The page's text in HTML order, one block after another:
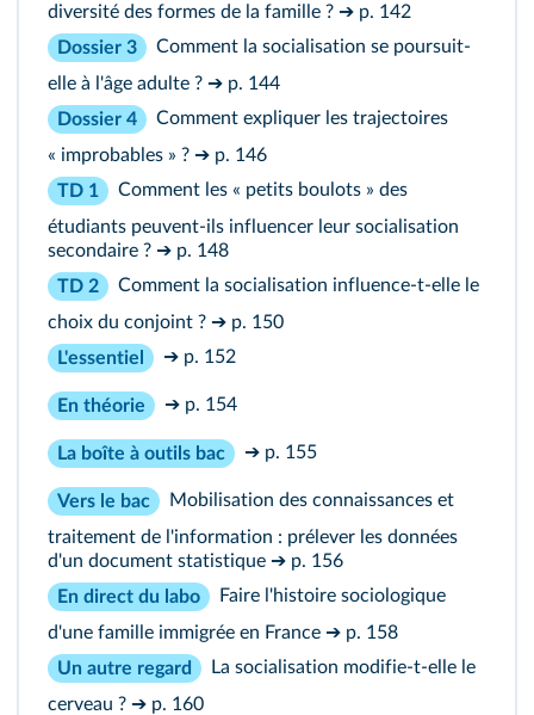
diversité des formes de la famille ? ➔ p. 142
Dossier 3
Comment la socialisation se poursuit-
elle à l'âge adulte ? ➔ p. 144
Dossier 4
Comment expliquer les trajectoires
« improbables » ? ➔ p. 146
TD 1
Comment les « petits boulots » des
étudiants peuvent-ils influencer leur socialisation
secondaire ? ➔ p. 148
TD 2
Comment la socialisation influence-t-elle le
choix du conjoint ? ➔ p. 150
L'essentiel
➔ p. 152
En théorie ➔ p. 154
La boîte à outils bac ➔ p. 155
Vers le bac
Mobilisation des connaissances et
traitement de l'information : prélever les données
d'un document statistique ➔ p. 156
En direct du labo
Faire l'histoire sociologique
d'une famille immigrée en France ➔ p. 158
Un autre regard
La socialisation modifie-t-elle le
cerveau ? ➔ p. 160